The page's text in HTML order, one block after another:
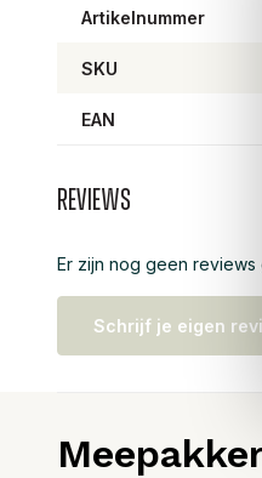
Artikelnummer
SKU
EAN
Reviews
Er zijn nog geen
Schrijf je eigen